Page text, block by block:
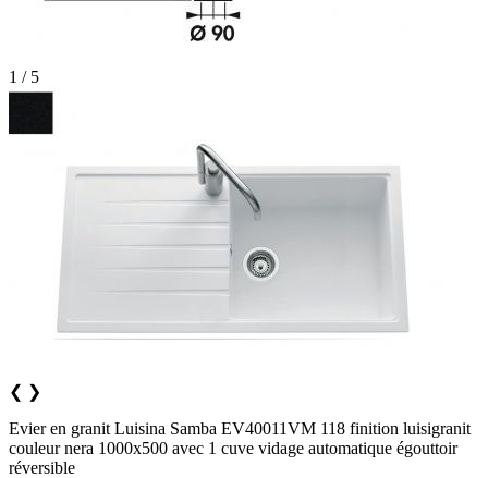
1 / 5
❮ ❯
Evier en granit Luisina Samba EV40011VM 118 finition luisigranit
couleur nera 1000x500 avec 1 cuve vidage automatique égouttoir
réversible